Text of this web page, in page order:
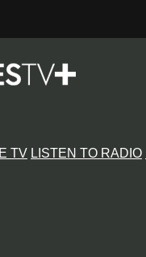
TV LISTEN TO RADIO